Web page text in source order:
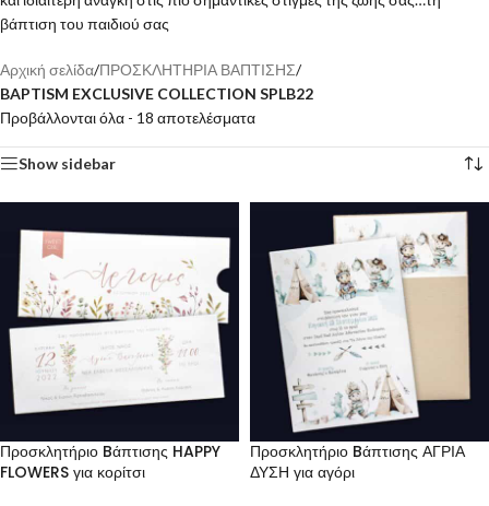
βάπτιση του παιδιού σας
Αρχική σελίδα/ΠΡΟΣΚΛΗΤΗΡΙΑ ΒΑΠΤΙΣΗΣ/
BAPTISM EXCLUSIVE COLLECTION SPLB22
Προβάλλονται όλα - 18 αποτελέσματα
Show sidebar
Προσκλητήριο Bάπτισης HAPPY
FLOWERS για κορίτσι
Προσκλητήριο Bάπτισης ΑΓΡΙΑ
ΔΥΣΗ για αγόρι